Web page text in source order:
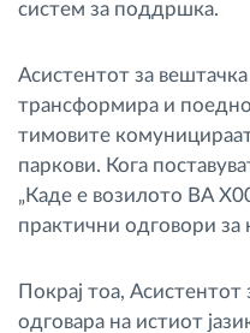
систем за поддршка.
Асистентот за
трансформира и
тимовите
паркови. Кога
„Каде е возилото BA
практични одговори за
Покрај тоа, Асистентот
одговара на истиот